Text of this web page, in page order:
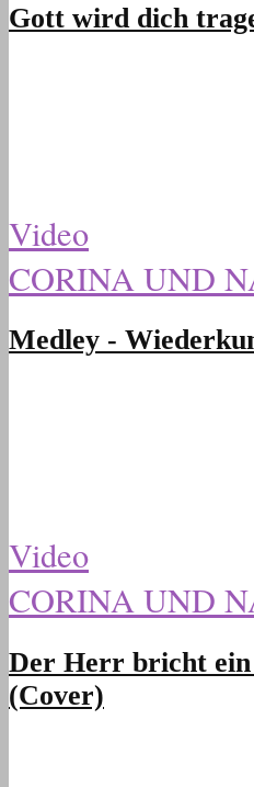
Gott wird dich
Video
CORINA UND
Medley -
Video
CORINA UND
Der Herr bricht
(Cover)